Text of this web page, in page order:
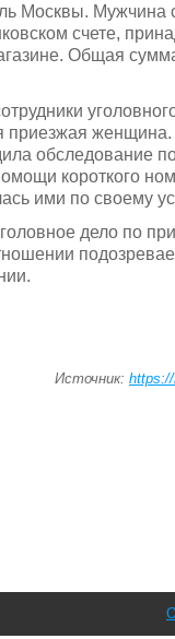
Москвы. Мужчина
счете,
Общая
женщина.
обследование
короткого
ими по своему
дело по
Источник: